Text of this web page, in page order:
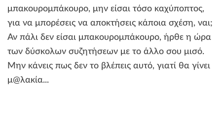
μπακουρομπάκουρο, μην είσαι τόσο καχύποπτος,
για να μπορέσεις να αποκτήσεις κάποια σχέση, ναι;
Αν πάλι δεν είσαι μπακουρομπάκουρο, ήρθε η ώρα
των δύσκολων συζητήσεων με το άλλο σου μισό.
Μην κάνεις πως δεν το βλέπεις αυτό, γιατί θα γίνει
μ@λακία...